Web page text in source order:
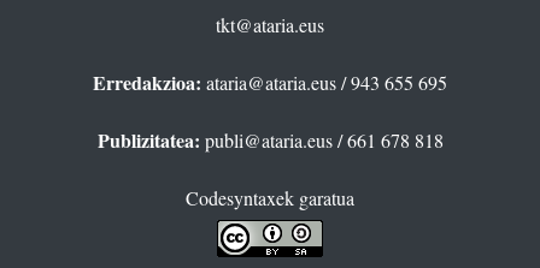
tkt@ataria.eus
Erredakzioa: ataria@ataria.eus/ 943 655 695
Publizitatea: publi@ataria.eus/ 661 678 818
Codesyntaxek garatua